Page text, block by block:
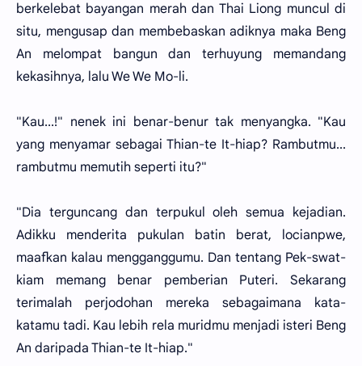
berkelebat bayangan merah dan Thai Liong muncul di
situ, mengusap dan membebaskan adiknya maka Beng
An melompat bangun dan terhuyung memandang
kekasihnya, lalu We We Mo-li.
"Kau...!" nenek ini benar-benur tak menyangka. "Kau
yang menyamar sebagai Thian-te It-hiap? Rambutmu...
rambutmu memutih seperti itu?"
"Dia terguncang dan terpukul oleh semua kejadian.
Adikku menderita pukulan batin berat, locianpwe,
maafkan kalau mengganggumu. Dan tentang Pek-swat-
kiam memang benar pemberian Puteri. Sekarang
terimalah perjodohan mereka sebagaimana kata-
katamu tadi. Kau lebih rela muridmu menjadi isteri Beng
An daripada Thian-te It-hiap."